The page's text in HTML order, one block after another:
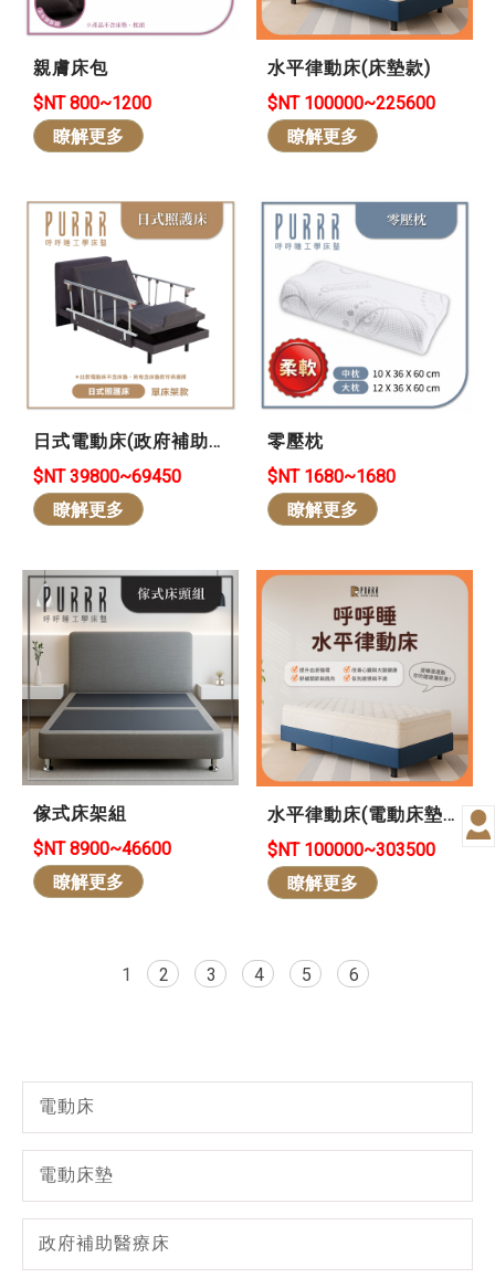
電動床
電動床墊
政府補助醫療床
親膚床包
$NT 800~1200
瞭解更多
水平律動床(床墊款)
$NT 100000~225600
瞭解更多
日式電動床(政府補助
款)
$NT 39800~69450
瞭解更多
零壓枕
$NT 1680~1680
瞭解更多
傢式床架組
$NT 8900~46600
瞭解更多
水平律動床(電動床墊
款)
$NT 100000~303500
瞭解更多
1 2 3 4 5 6